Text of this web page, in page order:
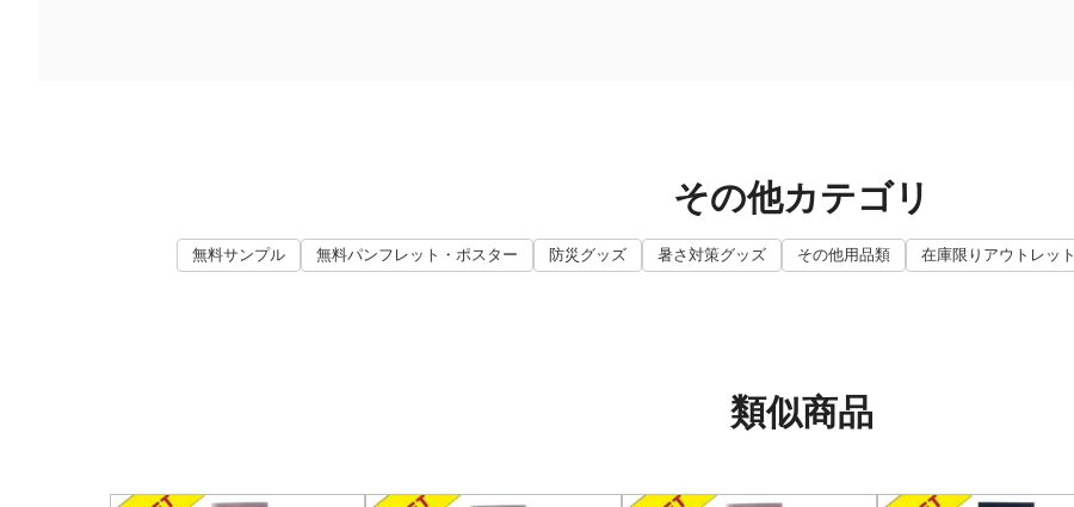
その他カテゴリ
無料サンプル 無料パンフレット・ポスター 防災グッズ 暑さ対策グッズ その他用品類 在庫限りアウトレット
類似商品